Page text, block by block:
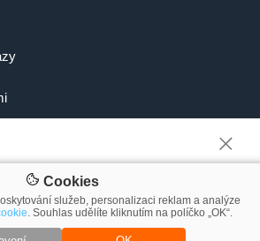
Cookies
služeb, personalizaci reklam a analýze
. Souhlas udělíte kliknutím na políčko „OK“.
+
a ráno Vám řekneme, jakou slevu Vám
2026 2Traders CZ s.r.o.